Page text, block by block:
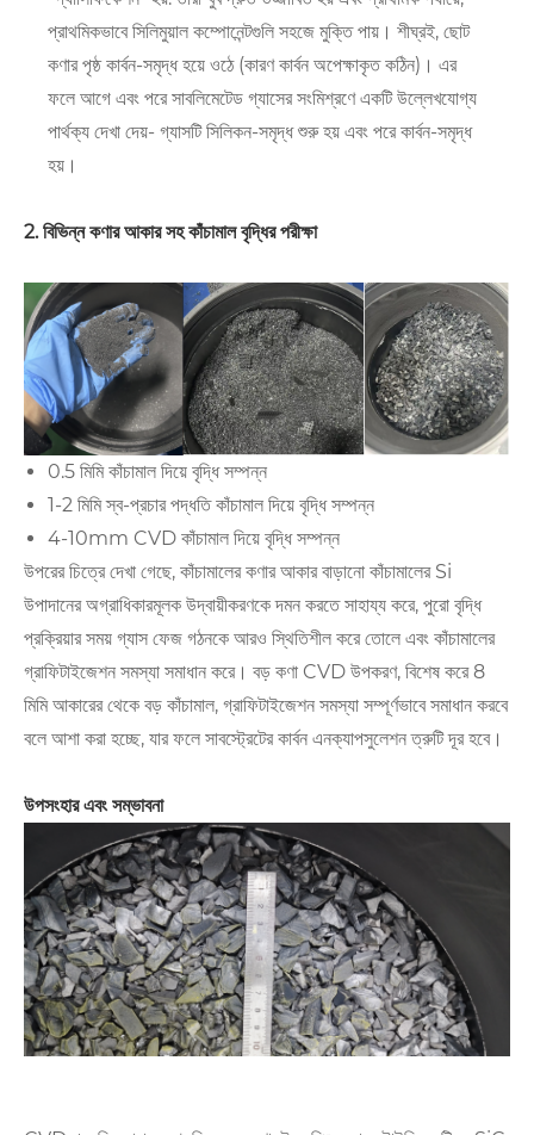
প্রাথমিকভাবে সিলিমুয়াল কম্পোনেন্টগুলি সহজে মুক্তি পায়। শীঘ্রই, ছোট
কণার পৃষ্ঠ কার্বন-সমৃদ্ধ হয়ে ওঠে (কারণ কার্বন অপেক্ষাকৃত কঠিন)। এর
ফলে আগে এবং পরে সাবলিমেটেড গ্যাসের সংমিশ্রণে একটি উল্লেখযোগ্য
পার্থক্য দেখা দেয়- গ্যাসটি সিলিকন-সমৃদ্ধ শুরু হয় এবং পরে কার্বন-সমৃদ্ধ
হয়।
2. বিভিন্ন কণার আকার সহ কাঁচামাল বৃদ্ধির পরীক্ষা
0.5 মিমি কাঁচামাল দিয়ে বৃদ্ধি সম্পন্ন
1-2 মিমি স্ব-প্রচার পদ্ধতি কাঁচামাল দিয়ে বৃদ্ধি সম্পন্ন
4-10mm CVD কাঁচামাল দিয়ে বৃদ্ধি সম্পন্ন
উপরের চিত্রে দেখা গেছে, কাঁচামালের কণার আকার বাড়ানো কাঁচামালের Si
উপাদানের অগ্রাধিকারমূলক উদ্বায়ীকরণকে দমন করতে সাহায্য করে, পুরো বৃদ্ধি
প্রক্রিয়ার সময় গ্যাস ফেজ গঠনকে আরও স্থিতিশীল করে তোলে এবং কাঁচামালের
গ্রাফিটাইজেশন সমস্যা সমাধান করে। বড় কণা CVD উপকরণ, বিশেষ করে 8
মিমি আকারের থেকে বড় কাঁচামাল, গ্রাফিটাইজেশন সমস্যা সম্পূর্ণভাবে সমাধান করবে
বলে আশা করা হচ্ছে, যার ফলে সাবস্ট্রেটের কার্বন এনক্যাপসুলেশন ত্রুটি দূর হবে।
উপসংহার এবং সম্ভাবনা